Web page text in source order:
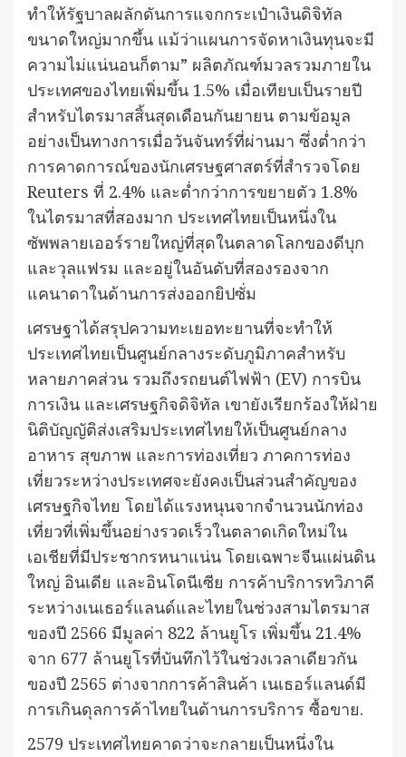
ทำให้รัฐบาลผลักดันการแจกกระเป๋าเงินดิจิทัล
ขนาดใหญ่มากขึ้น แม้ว่าแผนการจัดหาเงินทุนจะมี
ความไม่แน่นอนก็ตาม” ผลิตภัณฑ์มวลรวมภายใน
ประเทศของไทยเพิ่มขึ้น 1.5% เมื่อเทียบเป็นรายปี
สำหรับไตรมาสสิ้นสุดเดือนกันยายน ตามข้อมูล
อย่างเป็นทางการเมื่อวันจันทร์ที่ผ่านมา ซึ่งต่ำกว่า
การคาดการณ์ของนักเศรษฐศาสตร์ที่สำรวจโดย
Reuters ที่ 2.4% และต่ำกว่าการขยายตัว 1.8%
ในไตรมาสที่สองมาก ประเทศไทยเป็นหนึ่งใน
ซัพพลายเออร์รายใหญ่ที่สุดในตลาดโลกของดีบุก
และวุลแฟรม และอยู่ในอันดับที่สองรองจาก
แคนาดาในด้านการส่งออกยิปซั่ม
เศรษฐาได้สรุปความทะเยอทะยานที่จะทำให้
ประเทศไทยเป็นศูนย์กลางระดับภูมิภาคสำหรับ
หลายภาคส่วน รวมถึงรถยนต์ไฟฟ้า (EV) การบิน
การเงิน และเศรษฐกิจดิจิทัล เขายังเรียกร้องให้ฝ่าย
นิติบัญญัติส่งเสริมประเทศไทยให้เป็นศูนย์กลาง
อาหาร สุขภาพ และการท่องเที่ยว ภาคการท่อง
เที่ยวระหว่างประเทศจะยังคงเป็นส่วนสำคัญของ
เศรษฐกิจไทย โดยได้แรงหนุนจากจำนวนนักท่อง
เที่ยวที่เพิ่มขึ้นอย่างรวดเร็วในตลาดเกิดใหม่ใน
เอเชียที่มีประชากรหนาแน่น โดยเฉพาะจีนแผ่นดิน
ใหญ่ อินเดีย และอินโดนีเซีย การค้าบริการทวิภาคี
ระหว่างเนเธอร์แลนด์และไทยในช่วงสามไตรมาส
ของปี 2566 มีมูลค่า 822 ล้านยูโร เพิ่มขึ้น 21.4%
จาก 677 ล้านยูโรที่บันทึกไว้ในช่วงเวลาเดียวกัน
ของปี 2565 ต่างจากการค้าสินค้า เนเธอร์แลนด์มี
การเกินดุลการค้าไทยในด้านการบริการ ซื้อขาย.
2579 ประเทศไทยคาดว่าจะกลายเป็นหนึ่งใน